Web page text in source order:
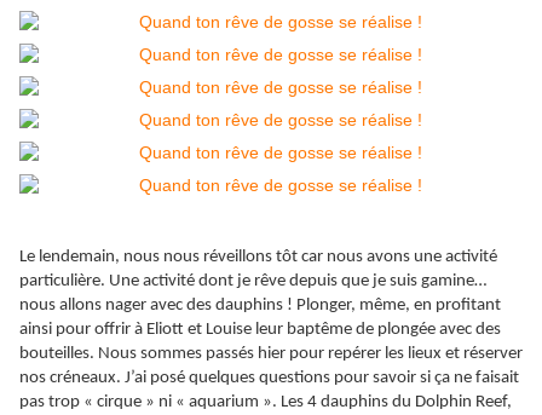
Le lendemain, nous nous réveillons tôt car nous avons une activité
particulière. Une activité dont je rêve depuis que je suis gamine…
nous allons nager avec des dauphins ! Plonger, même, en profitant
ainsi pour offrir à Eliott et Louise leur baptême de plongée avec des
bouteilles. Nous sommes passés hier pour repérer les lieux et réserver
nos créneaux. J’ai posé quelques questions pour savoir si ça ne faisait
pas trop « cirque » ni « aquarium ». Les 4 dauphins du Dolphin Reef,